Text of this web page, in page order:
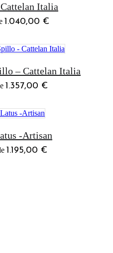
Italia
1.040,00 €
– Cattelan Italia
1.357,00 €
-Artisan
1.195,00 €